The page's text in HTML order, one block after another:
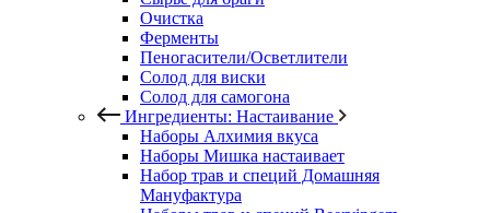
Очистка
Ферменты
Пеногасители/Осветлители
Солод для виски
Солод для самогона
Ингредиенты: Настаивание
Наборы Алхимия вкуса
Наборы Мишка настаивает
Набор трав и специй Домашняя
Мануфактура